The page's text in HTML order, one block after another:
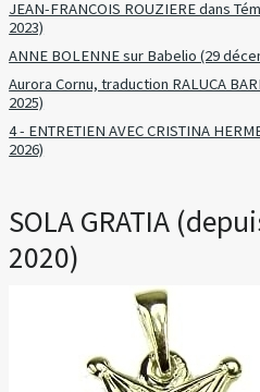
JEAN-FRANCOIS ROUZIERE dans
2023)
ANNE BOLENNE sur Babelio (29
Aurora Cornu, traduction RALUCA
2025)
4 - ENTRETIEN AVEC CRISTINA
2026)
SOLA GRATIA
2020)